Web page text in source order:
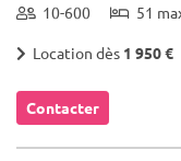
10-600 51
Location dès 1 950 €
Contacter